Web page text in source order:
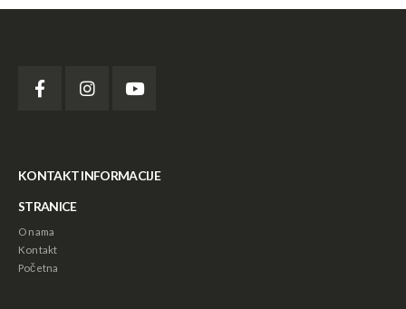
KONTAKT INFORMACIJE
STRANICE
O nama
Kontakt
Početna